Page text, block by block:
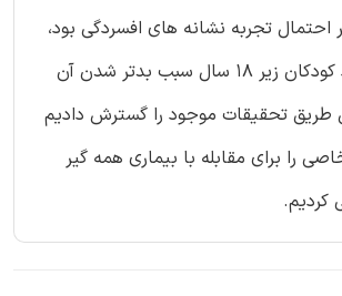
کووید 19 بر احتمال تجربه نشانه های افسردگی بود،
در حالی که تعداد کودکان زیر 18 سال سبب بدتر شدن آن
طریق تحقیقات موجود را گسترش دادیم
را برای مقابله با بیماری همه گیر